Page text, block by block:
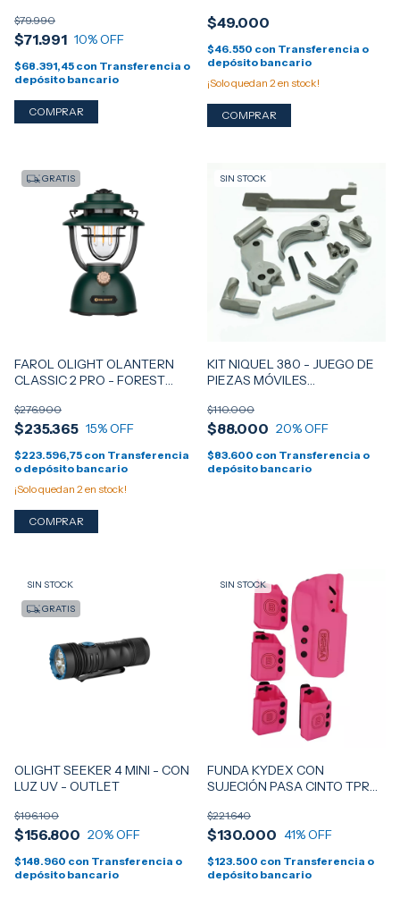
$71.991
$79.990
10% OFF
$68.391,45 con Transferencia o
depósito bancario
$49.000
$46.550 con Transferencia o
depósito bancario
¡Solo quedan 2en stock!
GRATIS
FAROL OLIGHT OLANTERN
CLASSIC 2 PRO - FOREST
$235.365
$276.900
15% OFF
$223.596,75 con Transferencia
o depósito bancario
¡Solo quedan 2en stock!
SIN STOCK
KIT NIQUEL 380 - JUEGO DE
PIEZAS MÓVILES
380
$88.000
$110.000
20% OFF
$83.600 con Transferencia o
depósito bancario
SIN STOCK
GRATIS
OLIGHT SEEKER 4 MINI - CON
LUZ UV - OUTLET
$156.800
$196.100
20% OFF
$148.960 con Transferencia o
depósito bancario
SIN STOCK
FUNDA KYDEX CON
SUJECIÓN PASA CINTO TPR
4 - BUBBLE GUM PINK (
EDICIÓN LIMITADA )
$130.000
$221.640
41% OFF
$123.500 con Transferencia o
depósito bancario